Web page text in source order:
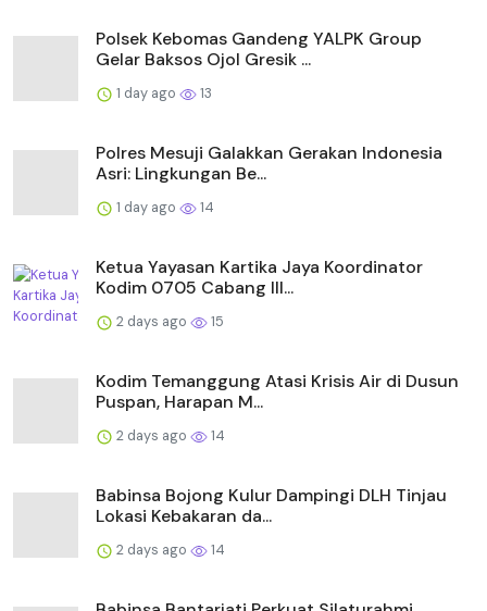
Polsek Kebomas Gandeng YALPK Group
Gelar Baksos Ojol Gresik ...
1 day ago 13
Polres Mesuji Galakkan Gerakan Indonesia
Asri: Lingkungan Be...
1 day ago 14
Ketua Yayasan Kartika Jaya Koordinator
Kodim 0705 Cabang III...
2 days ago 15
Kodim Temanggung Atasi Krisis Air di Dusun
Puspan, Harapan M...
2 days ago 14
Babinsa Bojong Kulur Dampingi DLH Tinjau
Lokasi Kebakaran da...
2 days ago 14